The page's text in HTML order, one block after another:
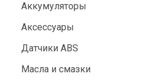
Аккумуляторы
Аксессуары
Датчики ABS
Масла и смазки